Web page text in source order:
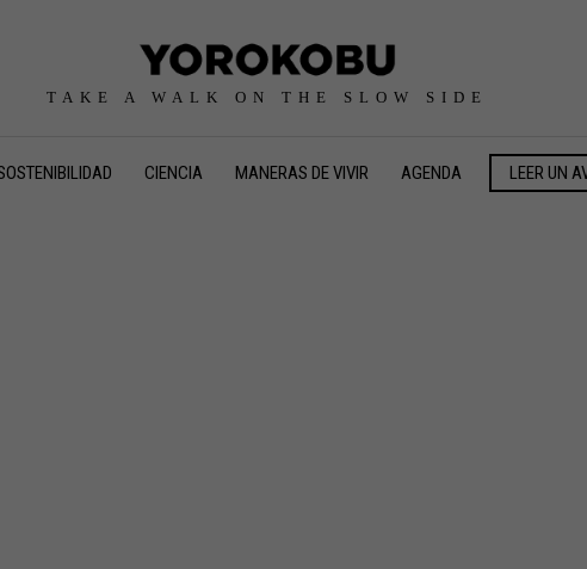
TAKE A WALK ON THE SLOW SIDE
CIENCIA MANERAS DE VIVIR AGENDA LEER UN